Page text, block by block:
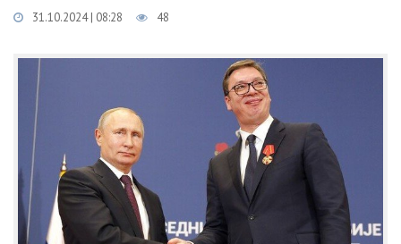
31.10.2024 | 08:28 48